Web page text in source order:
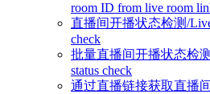
room ID from live room
直播间开播状态检测/Live
check
批量直播间开播状态检
status check
通过直播链接获取直播